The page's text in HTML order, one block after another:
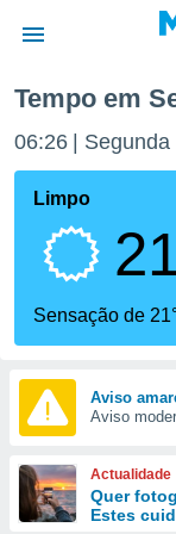
da
foi
fornecidas
a este
das
e
forma
digital
Tempo em
06:26 Segunda
Limpo
Sensação de
Aviso
Aviso
Actualidade
Quer
Estes